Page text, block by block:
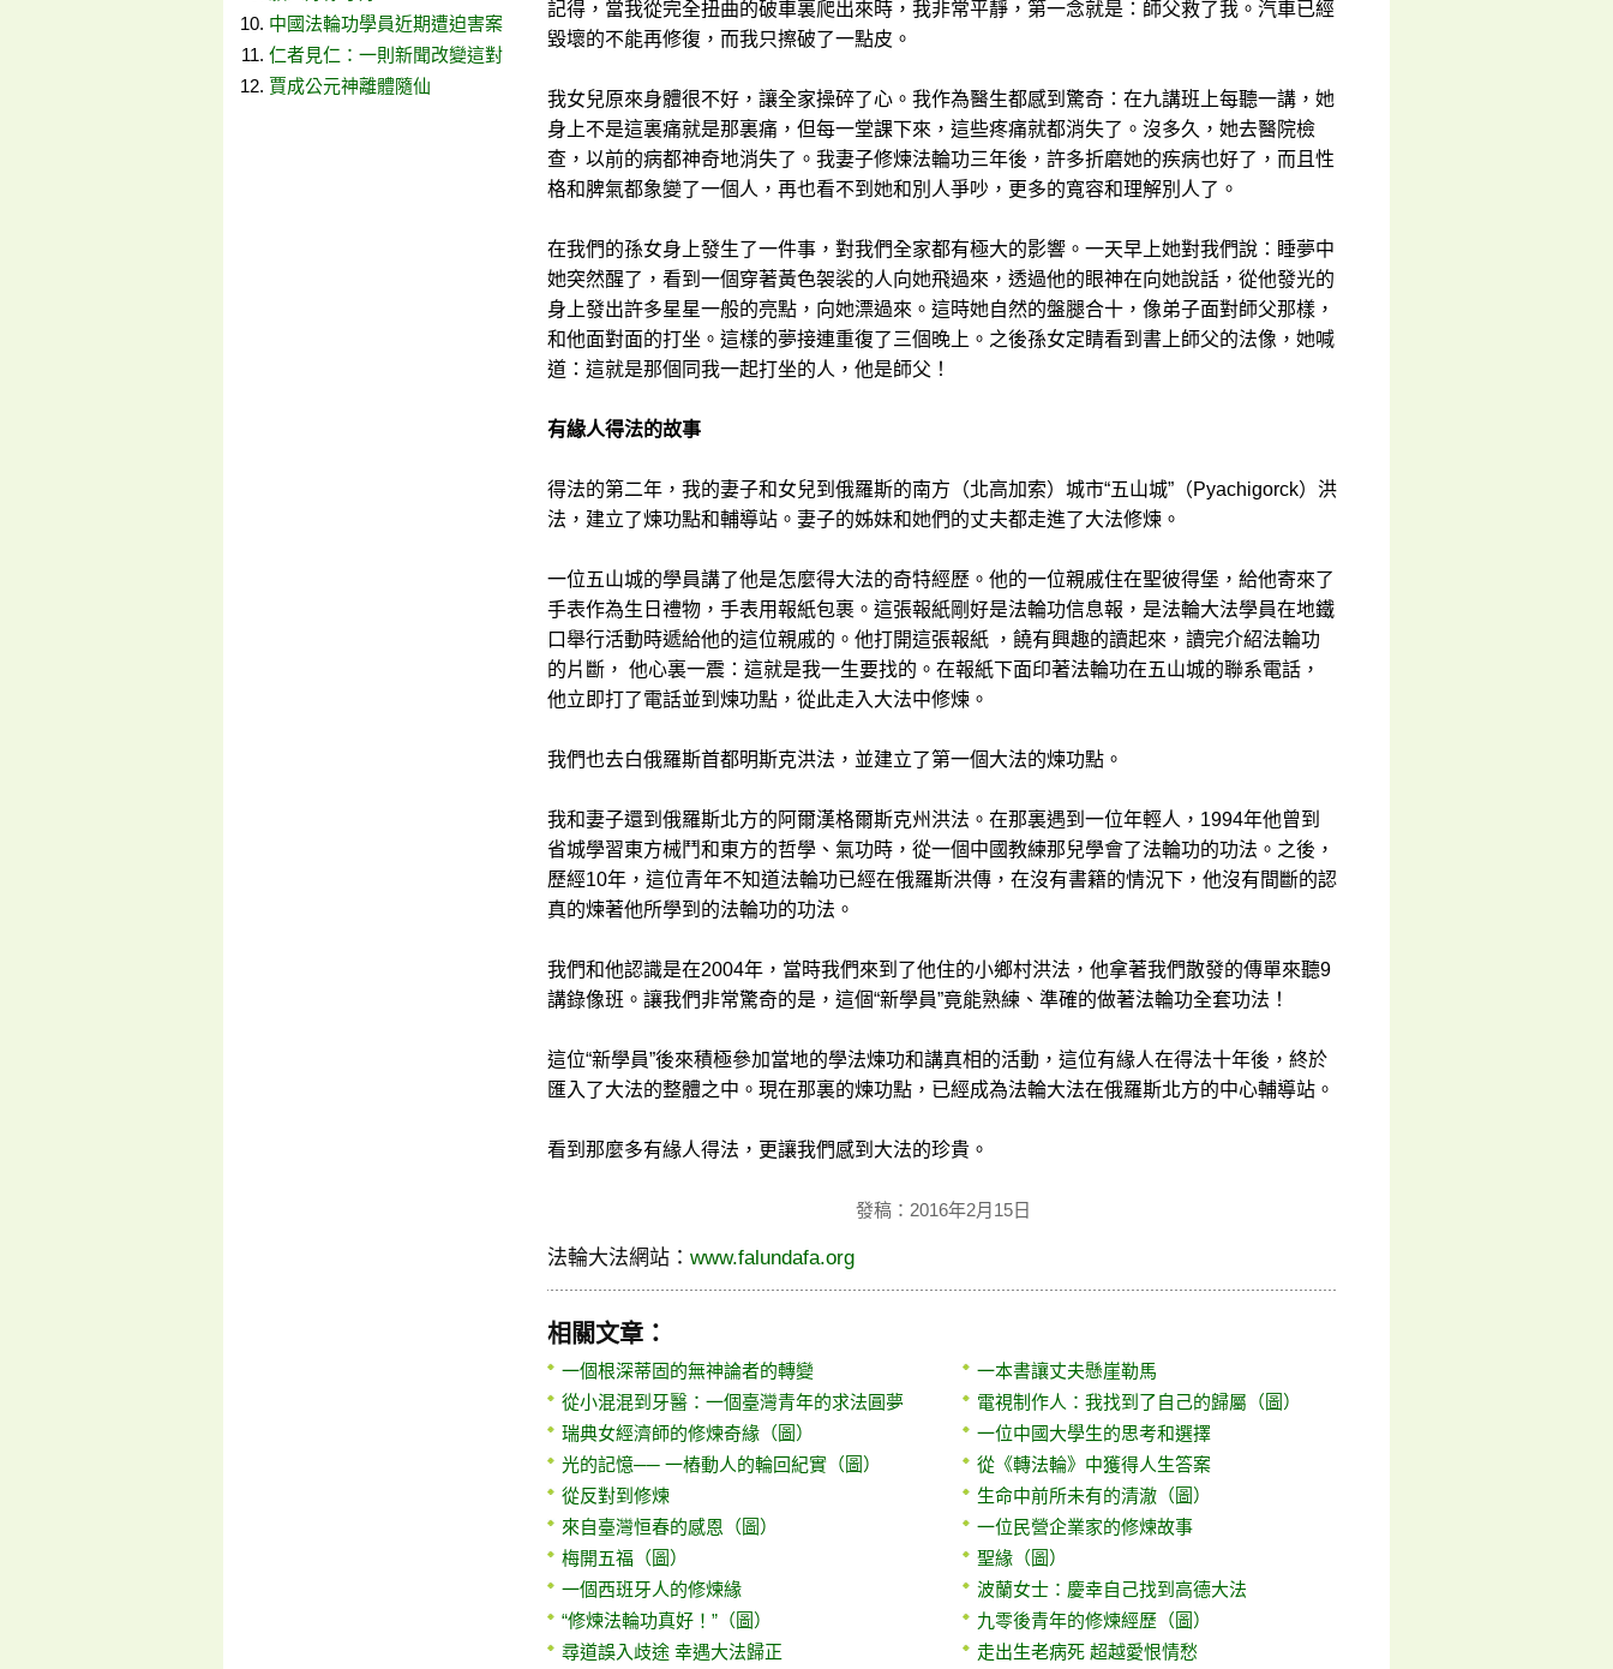
中國法輪功學員近期遭迫害案
仁者見仁：一則新聞改變這對
賈成公元神離體隨仙
記得，當我從完全扭曲的破車裏爬出來時，我非常平靜，第一念就是：師父救了我。汽車已經
毀壞的不能再修復，而我只擦破了一點皮。
我女兒原來身體很不好，讓全家操碎了心。我作為醫生都感到驚奇：在九講班上每聽一講，她
身上不是這裏痛就是那裏痛，但每一堂課下來，這些疼痛就都消失了。沒多久，她去醫院檢
查，以前的病都神奇地消失了。我妻子修煉法輪功三年後，許多折磨她的疾病也好了，而且性
格和脾氣都象變了一個人，再也看不到她和別人爭吵，更多的寬容和理解別人了。
在我們的孫女身上發生了一件事，對我們全家都有極大的影響。一天早上她對我們說：睡夢中
她突然醒了，看到一個穿著黃色袈裟的人向她飛過來，透過他的眼神在向她說話，從他發光的
身上發出許多星星一般的亮點，向她漂過來。這時她自然的盤腿合十，像弟子面對師父那樣，
和他面對面的打坐。這樣的夢接連重復了三個晚上。之後孫女定睛看到書上師父的法像，她喊
道：這就是那個同我一起打坐的人，他是師父！
有緣人得法的故事
得法的第二年，我的妻子和女兒到俄羅斯的南方（北高加索）城市“五山城”（Pyachigorck）洪
法，建立了煉功點和輔導站。妻子的姊妹和她們的丈夫都走進了大法修煉。
一位五山城的學員講了他是怎麼得大法的奇特經歷。他的一位親戚住在聖彼得堡，給他寄來了
手表作為生日禮物，手表用報紙包裹。這張報紙剛好是法輪功信息報，是法輪大法學員在地鐵
口舉行活動時遞給他的這位親戚的。他打開這張報紙 ，饒有興趣的讀起來，讀完介紹法輪功
的片斷， 他心裏一震：這就是我一生要找的。在報紙下面印著法輪功在五山城的聯系電話，
他立即打了電話並到煉功點，從此走入大法中修煉。
我們也去白俄羅斯首都明斯克洪法，並建立了第一個大法的煉功點。
我和妻子還到俄羅斯北方的阿爾漢格爾斯克州洪法。在那裏遇到一位年輕人，1994年他曾到
省城學習東方械鬥和東方的哲學、氣功時，從一個中國教練那兒學會了法輪功的功法。之後，
歷經10年，這位青年不知道法輪功已經在俄羅斯洪傳，在沒有書籍的情況下，他沒有間斷的認
真的煉著他所學到的法輪功的功法。
我們和他認識是在2004年，當時我們來到了他住的小鄉村洪法，他拿著我們散發的傳單來聽9
講錄像班。讓我們非常驚奇的是，這個“新學員”竟能熟練、準確的做著法輪功全套功法！
這位“新學員”後來積極參加當地的學法煉功和講真相的活動，這位有緣人在得法十年後，終於
匯入了大法的整體之中。現在那裏的煉功點，已經成為法輪大法在俄羅斯北方的中心輔導站。
看到那麼多有緣人得法，更讓我們感到大法的珍貴。
發稿：2016年2月15日
法輪大法網站： www.falundafa.org
相關文章：
一個根深蒂固的無神論者的轉變
從小混混到牙醫：一個臺灣青年的求法圓夢
瑞典女經濟師的修煉奇緣（圖）
光的記憶── 一樁動人的輪回紀實（圖）
從反對到修煉
來自臺灣恒春的感恩（圖）
梅開五福（圖）
一個西班牙人的修煉緣
“修煉法輪功真好！”（圖）
尋道誤入歧途 幸遇大法歸正
一本書讓丈夫懸崖勒馬
電視制作人：我找到了自己的歸屬（圖）
一位中國大學生的思考和選擇
從《轉法輪》中獲得人生答案
生命中前所未有的清澈（圖）
一位民營企業家的修煉故事
聖緣（圖）
波蘭女士：慶幸自己找到高德大法
九零後青年的修煉經歷（圖）
走出生老病死 超越愛恨情愁